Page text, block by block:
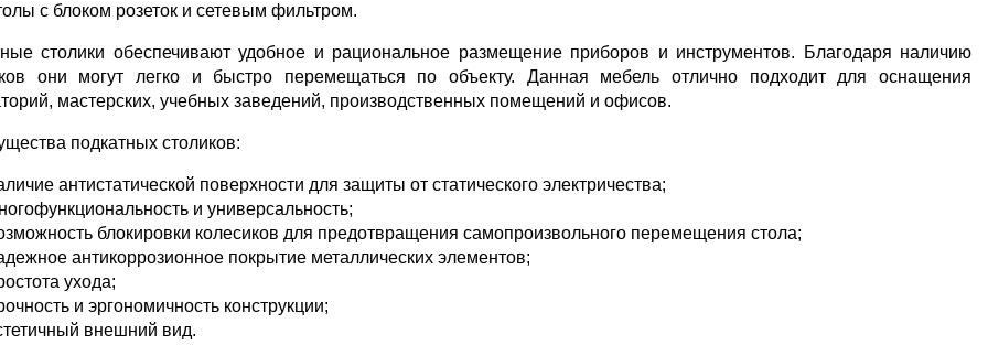
с блоком розеток и сетевым фильтром.
столики обеспечивают удобное и рациональное размещение приборов и инструментов. Благодаря наличию
они могут легко и быстро перемещаться по объекту. Данная мебель отлично подходит для оснащения
мастерских, учебных заведений, производственных помещений и офисов.
подкатных столиков:
антистатической поверхности для защиты от статического электричества;
и универсальность;
блокировки колесиков для предотвращения самопроизвольного перемещения стола;
антикоррозионное покрытие металлических элементов;
ухода;
и эргономичность конструкции;
внешний вид.